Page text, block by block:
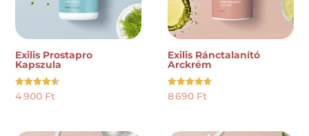
Exilis Prostapro
Kapszula
Értékelés:
4.50
4 900 Ft
Exilis Ránctalanító
Arckrém
Értékelés:
4.73
8 690 Ft